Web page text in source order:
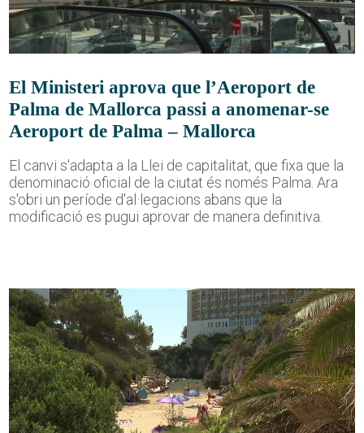
El Ministeri aprova que l’Aeroport de
Palma de Mallorca passi a anomenar-se
Aeroport de Palma – Mallorca
El canvi s'adapta a la Llei de capitalitat, que fixa que la
denominació oficial de la ciutat és només Palma. Ara
s'obri un període d'al·legacions abans que la
modificació es pugui aprovar de manera definitiva.